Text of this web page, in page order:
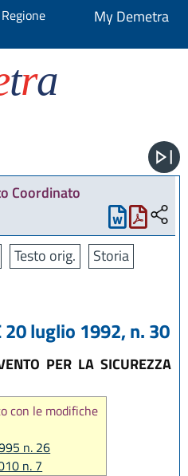
My Demetra
tra
Coordinato
Testo orig.
Storia
20 luglio 1992, n. 30
PER LA SICUREZZA
con le modifiche
n. 26
n. 7